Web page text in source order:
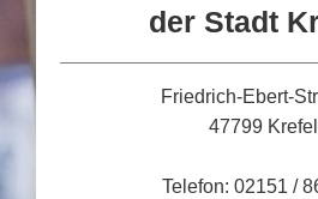
der Stadt
Friedrich-Ebert-
47799
Telefon: 02151 /